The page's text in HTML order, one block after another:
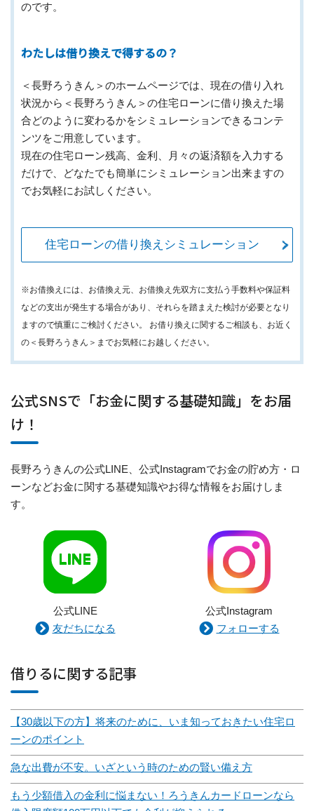
のです。
わたしは借り換えで得するの？
＜長野ろうきん＞のホームページでは、現在の借り入れ
状況から＜長野ろうきん＞の住宅ローンに借り換えた場
合どのように変わるかをシミュレーションできるコンテ
ンツをご用意しています。
現在の住宅ローン残高、金利、月々の返済額を入力する
だけで、どなたでも簡単にシミュレーション出来ますの
でお気軽にお試しください。
住宅ローンの借り換えシミュレーション
※お借換えには、お借換え元、お借換え先双方に支払う手数料や保証料
などの支出が発生する場合があり、それらを踏まえた検討が必要となり
ますので慎重にご検討ください。 お借り換えに関するご相談も、お近く
の＜長野ろうきん＞までお気軽にお越しください。
公式SNSで「お金に関する基礎知識」をお届
け！
長野ろうきんの公式LINE、公式Instagramでお金の貯め方・ロ
ーンなどお金に関する基礎知識やお得な情報をお届けしま
す。
公式LINE
友だちになる
公式Instagram
フォローする
借りるに関する記事
【30歳以下の方】将来のために、いま知っておきたい住宅ロ
ーンのポイント
急な出費が不安。いざという時のための賢い備え方
もう少額借入の金利に悩まない！ろうきんカードローンなら